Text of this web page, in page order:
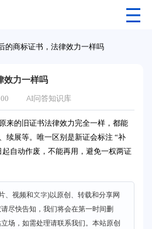
的商标证书，法律效力一样吗
效力一样吗
AI问答知识库
来的旧证书法律效力完全一样，都能
续展等。唯一区别是新证会标注 “补
自动作废，不能再用，避免一权两证
、视频和文字)以原创、转载和分享网
尽快告知，我们将会在第一时间删
场，如需处理请联系我们。本站原创